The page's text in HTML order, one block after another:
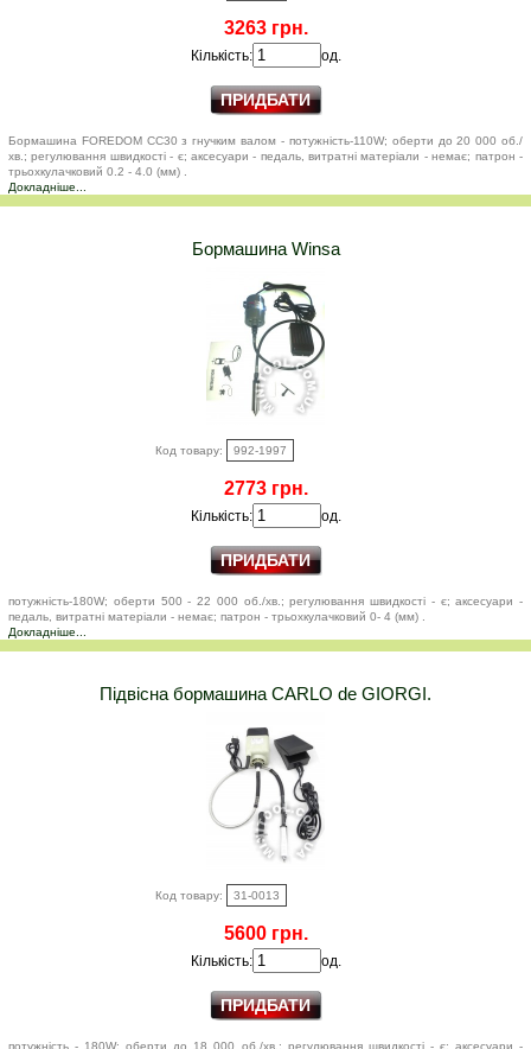
3263 грн.
Кількість: од.
Бормашина FOREDOM CC30 з гнучким валом - потужність-110W; оберти до 20 000 об./
хв.; регулювання швидкості - є; аксесуари - педаль, витратні матеріали - немає; патрон -
трьохкулачковий 0.2 - 4.0 (мм) .
Докладніше...
Бормашина Winsa
Код товару: 992-1997
2773 грн.
Кількість: од.
потужність-180W; оберти 500 - 22 000 об./хв.; регулювання швидкості - є; аксесуари -
педаль, витратні матеріали - немає; патрон - трьохкулачковий 0- 4 (мм) .
Докладніше...
Підвісна бормашина CARLO de GIORGI.
Код товару: 31-0013
5600 грн.
Кількість: од.
потужність - 180W; оберти до 18 000 об./хв.; регулювання швидкості - є; аксесуари -